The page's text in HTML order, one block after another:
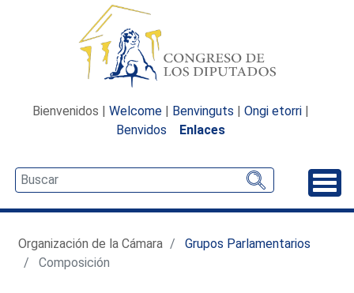
Bienvenidos | Welcome | Benvinguts | Ongi etorri |
Benvidos
Enlaces
Organización de la Cámara
Grupos Parlamentarios
Composición